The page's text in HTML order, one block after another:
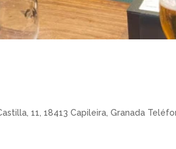
11, 18413 Capileira, Granada